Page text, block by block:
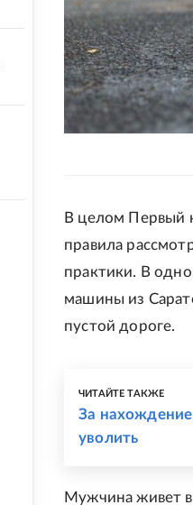
В целом Первый
правила
практики. В
машины из
пустой дороге.
ЧИТАЙТЕ ТАКЖЕ
За нахождение
уволить
Мужчина живет в